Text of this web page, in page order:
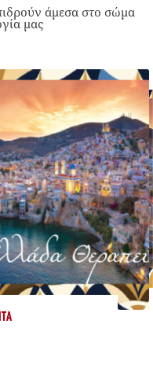
άμεσα στο σώμα
μας